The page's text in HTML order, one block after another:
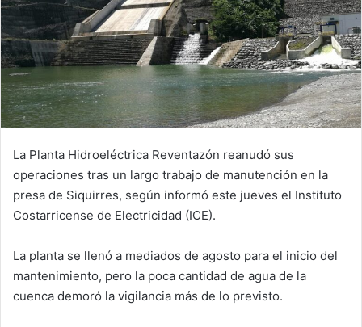
La Planta Hidroeléctrica Reventazón reanudó sus
operaciones tras un largo trabajo de manutención en la
presa de Siquirres, según informó este jueves el Instituto
Costarricense de Electricidad (ICE).
La planta se llenó a mediados de agosto para el inicio del
mantenimiento, pero la poca cantidad de agua de la
cuenca demoró la vigilancia más de lo previsto.